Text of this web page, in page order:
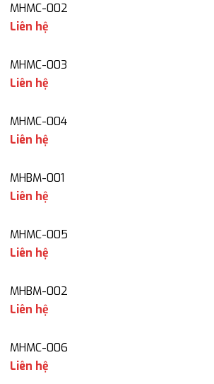
MHMC-002
Liên hệ
MHMC-003
Liên hệ
MHMC-004
Liên hệ
MHBM-001
Liên hệ
MHMC-005
Liên hệ
MHBM-002
Liên hệ
MHMC-006
Liên hệ